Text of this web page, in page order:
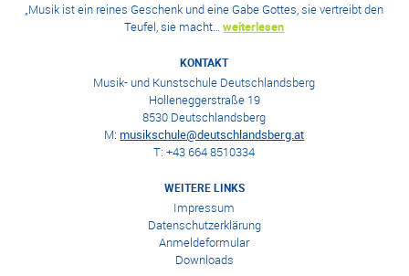
„Musik ist ein reines Geschenk und eine Gabe Gottes, sie vertreibt den
Teufel, sie macht…weiterlesen
KONTAKT
Musik- und Kunstschule Deutschlandsberg
Holleneggerstraße 19
8530 Deutschlandsberg
M: musikschule@deutschlandsberg.at
T: +43 664 8510334
WEITERE LINKS
Impressum
Datenschutzerklärung
Anmeldeformular
Downloads